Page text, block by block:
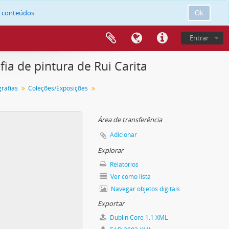
Ok
conteúdos.
Entrar
de pintura de Rui Carita
Coleções/Exposições
Área de transferência
Adicionar
Explorar
Relatórios
Ver como lista
Navegar objetos digitais
Exportar
Dublin Core 1.1 XML